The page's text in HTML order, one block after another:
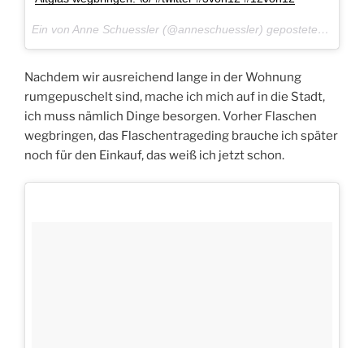
Ein von Anne Schuessler (@anneschuessler) gepostetes Foto am
Nachdem wir ausreichend lange in der Wohnung
rumgepuschelt sind, mache ich mich auf in die Stadt,
ich muss nämlich Dinge besorgen. Vorher Flaschen
wegbringen, das Flaschentrageding brauche ich später
noch für den Einkauf, das weiß ich jetzt schon.